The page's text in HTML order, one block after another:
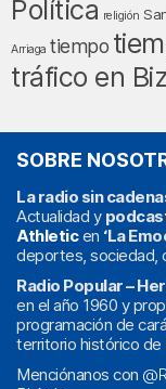
Política religión
Arriaga tiempo
tráfico en
SOBRE
La radio sin
Actualidad y
Athleticen ‘La
deportes, sociedad,
Radio Popular –
en el año 1960 y
programación de
territorio histórico de
Menciónanos con